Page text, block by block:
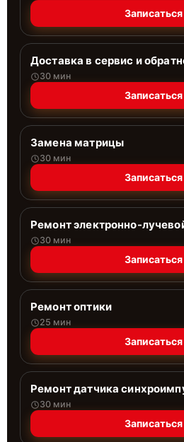
Записаться
Доставка в сервис и
30 мин
Записаться
Замена матрицы
30 мин
Записаться
Ремонт электронно-
30 мин
Записаться
Ремонт оптики
25 мин
Записаться
Ремонт датчика
30 мин
Записаться